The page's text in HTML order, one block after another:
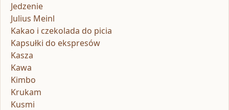
Jedzenie
Julius Meinl
Kakao i czekolada do picia
Kapsułki do ekspresów
Kasza
Kawa
Kimbo
Krukam
Kusmi